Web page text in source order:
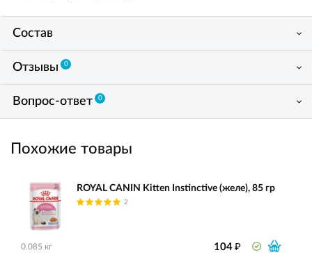
Состав
Отзывы 0
Вопрос-ответ 0
Похожие товары
ROYAL CANIN Kitten Instinctive (желе), 85 гр
2
0.085 кг 104₽